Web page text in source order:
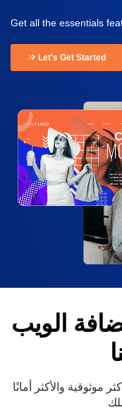
Get all the essentials
Let's Get Started
-->
الويب
موثوقية والأكثر أمانًا